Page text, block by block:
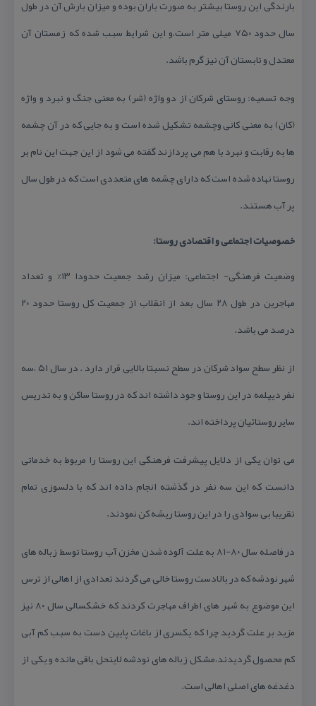
بارندگی این روستا بیشتر به صورت باران بوده و میزان بارش آن در طول
سال حدود ۷۵۰ میلی متر است،و این شرایط سبب شده كه زمستان آن
معتدل و تابستان آن نیز گرم باشد.
وجه تسمیه: روستای شركان از دو واژه (شر) به معنی جنگ و نبرد و واژه
(كان) به معنی كانی وچشمه تشكیل شده است و به جایی كه در آن چشمه
ها به رقابت و نبرد با هم می پردازند گفته می شود از این جهت این نام بر
روستا نهاده شده است كه دارای چشمه های متعددی است كه در طول سال
پر آب هستند.
خصوصیات اجتماعی و اقتصادی روستا:
وضعیت فرهنگی- اجتماعی: میزان رشد جمعیت حدودا ۱۳% و تعداد
مهاجرین در طول ۲۸ سال بعد از انقلاب از جمعیت كل روستا حدود ۲۰
درصد می باشد.
از نظر سطح سواد شركان در سطح نسبتا بالایی قرار دارد . در سال ۵۱ ،سه
نفر دیپلمه در این روستا و جود داشته اند كه در روستا ساكن و به تدریس
سایر روستائیان پرداخته اند.
می توان یكی از دلایل پیشرفت فرهنگی این روستا را مربوط به خدماتی
دانست كه این سه نفر در گذشته انجام داده اند كه با دلسوزی تمام
تقریبا بی سوادی را در این روستا ریشه كن نمودند.
در فاصله سال ۸۰-۸۱ به علت آلوده شدن مخزن آب روستا توسط زباله های
شهر نودشه كه در بالادست روستا خالی می گردند تعدادی از اهالی از ترس
این موضوع به شهر های اطراف مهاجرت كردند كه خشكسالی سال ۸۰ نیز
مزید بر علت گردید چرا كه یكسری از باغات پایین دست به سبب كم آبی
كم محصول گردیدند،مشكل زباله های نودشه لاینحل باقی مانده و یكی از
دغدغه های اصلی اهالی است.